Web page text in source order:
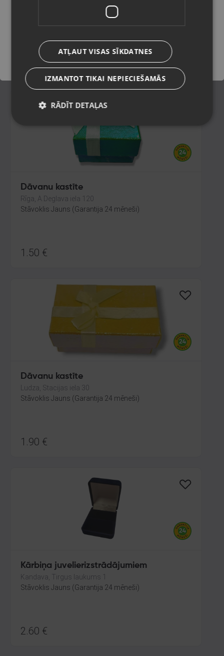
Stāvoklis Jauns (Garantija 24 mēneši)
€
Dāvanu kastīte
Rīga, A.Deglava iela 120
Stāvoklis Jauns (Garantija 24 mēneši)
1.50 €
Dāvanu kastīte
Ludza, Stacijas iela 30
Stāvoklis Jauns (Garantija 24 mēneši)
1.90 €
Kārbiņa juvelierizstrādājumiem
Kandava, Tirgus laukums 1
Stāvoklis Jauns (Garantija 24 mēneši)
2.60 €
Saglabāt
ATĻAUT VISAS SĪKDATNES
IZMANTOT TIKAI NEPIECIEŠAMĀS
RĀDĪT DETAĻAS